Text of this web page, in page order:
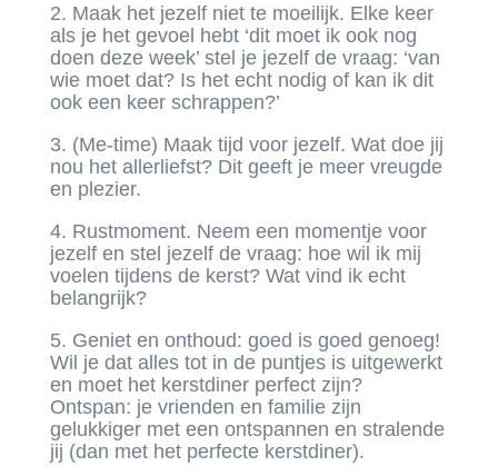
2. Maak het jezelf niet te moeilijk. Elke keer
als je het gevoel hebt ‘dit moet ik ook nog
doen deze week’ stel je jezelf de vraag: ‘van
wie moet dat? Is het echt nodig of kan ik dit
ook een keer schrappen?’
3. (Me-time) Maak tijd voor jezelf. Wat doe jij
nou het allerliefst? Dit geeft je meer vreugde
en plezier.
4. Rustmoment. Neem een momentje voor
jezelf en stel jezelf de vraag: hoe wil ik mij
voelen tijdens de kerst? Wat vind ik echt
belangrijk?
5. Geniet en onthoud: goed is goed genoeg!
Wil je dat alles tot in de puntjes is uitgewerkt
en moet het kerstdiner perfect zijn?
Ontspan: je vrienden en familie zijn
gelukkiger met een ontspannen en stralende
jij (dan met het perfecte kerstdiner).